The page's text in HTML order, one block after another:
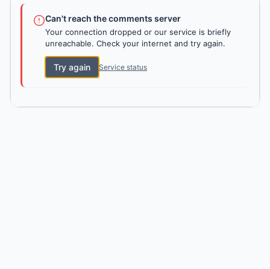
Can't reach the comments server
Your connection dropped or our service is briefly
unreachable. Check your internet and try again.
Try again Service status